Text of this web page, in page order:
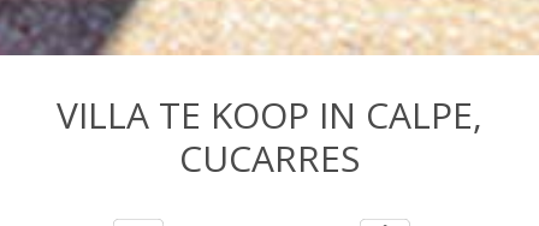
VILLA TE KOOP IN CALPE,
CUCARRES